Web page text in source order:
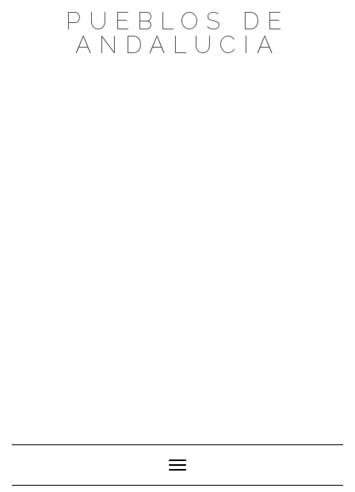
PUEBLOS DE
ANDALUCIA
Cambiar modo de navegación